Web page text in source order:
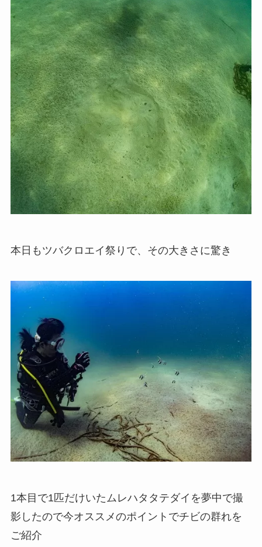
本日もツバクロエイ祭りで、その大きさに驚き
1本目で1匹だけいたムレハタタテダイを夢中で撮
影したので今オススメのポイントでチビの群れを
ご紹介